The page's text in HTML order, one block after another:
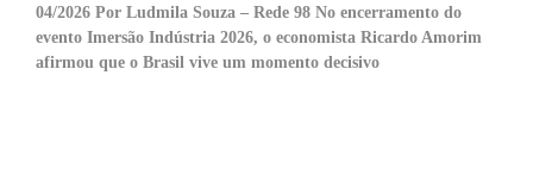
04/2026 Por Ludmila Souza – Rede 98 No encerramento do
evento Imersão Indústria 2026, o economista Ricardo Amorim
afirmou que o Brasil vive um momento decisivo